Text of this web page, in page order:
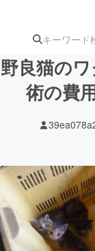
ターン
アー
テク
野良猫の
術の費